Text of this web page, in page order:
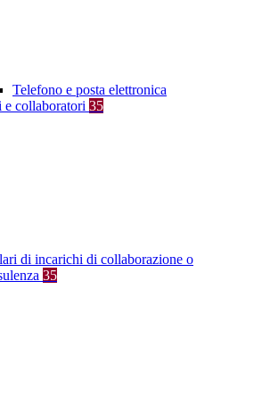
Telefono e posta elettronica
e collaboratori 35
di incarichi di collaborazione o
35